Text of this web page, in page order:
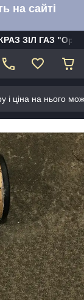
на сайті
ЗІЛ ГАЗ
і ціна на нього